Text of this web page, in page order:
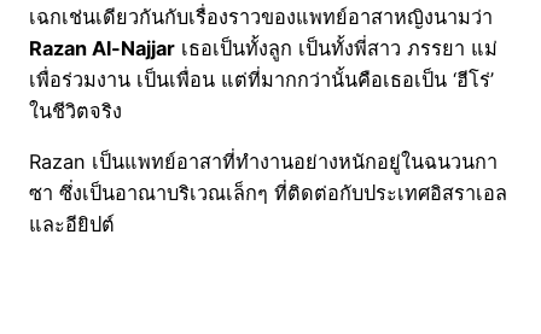
เฉกเช่นเดียวกันกับเรื่องราวของแพทย์อาสาหญิงนามว่า
Razan Al-Najjar เธอเป็นทั้งลูก เป็นทั้งพี่สาว ภรรยา แม่
เพื่อร่วมงาน เป็นเพื่อน แต่ที่มากกว่านั้นคือเธอเป็น ‘ฮีโร่’
ในชีวิตจริง
Razan เป็นแพทย์อาสาที่ทำงานอย่างหนักอยู่ในฉนวนกา
ซา ซึ่งเป็นอาณาบริเวณเล็กๆ ที่ติดต่อกับประเทศอิสราเอล
และอียิปต์